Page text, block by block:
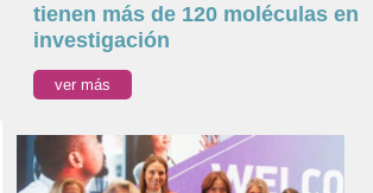
tienen más de 120 moléculas en
investigación
ver más